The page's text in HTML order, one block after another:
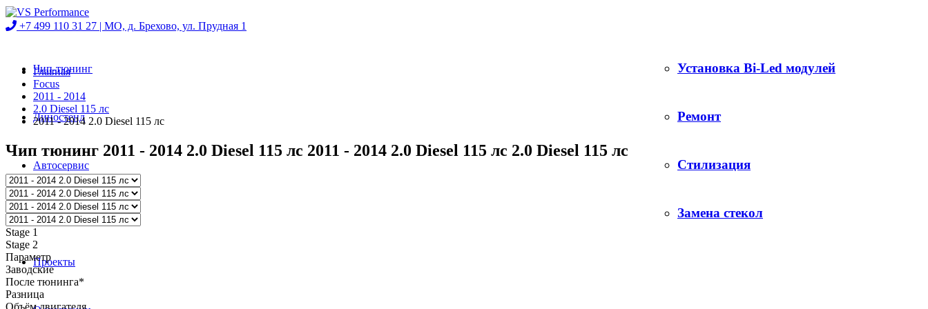
+7 499 110 31 27 | МО, д. Брехово, ул. Прудная 1
Чип-тюнинг
Диностенд
Автосервис
Магазин
Проекты
Установка Bi-Led модулей
Ремонт
Стилизация
Замена стекол
Главная
Focus
2011 - 2014
2.0 Diesel 115 лс
2011 - 2014 2.0 Diesel 115 лс
Чип тюнинг 2011 - 2014 2.0 Diesel 115 лс 2011 - 2014 2.0 Diesel 115 лс 2.0 Diesel 115 лс
Stage 1
Stage 2
Параметр
Заводские
После тюнинга*
Разница
Объём двигателя